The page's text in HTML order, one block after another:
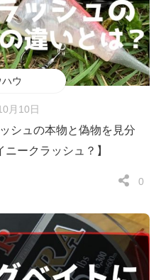
ハウ
月10日
シュの本物と偽物を見分
ークラッシュ？】
0